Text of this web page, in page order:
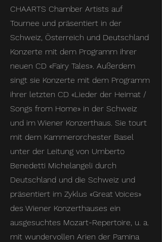
CHAARTS Chamber Artists auf
Tournee und präsentiert in der
Schweiz, Österreich und Deutschland
Konzerte mit dem Programm ihrer
neuen CD «Fairy Tales». Außerdem
singt sie Konzerte mit dem Programm
ihrer letzten CD «Lieder der Heimat /
Songs from Home» in der Schweiz
und im Wiener Konzerthaus. Sie tourt
mit dem Kammerorchester Basel
unter der Leitung von Umberto
Benedetti Michelangeli durch
Deutschland und die Schweiz und
präsentiert im Zyklus «Great Voices»
des Wiener Konzerthauses ein
ausgesuchtes Mozart-Repertoire, u. a.
mit wundervollen Arien der Pamina